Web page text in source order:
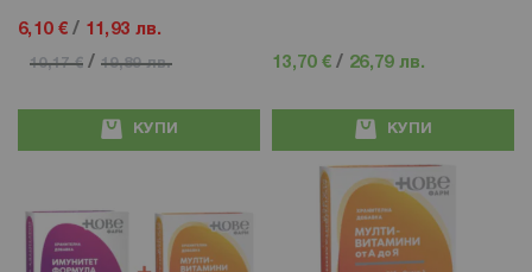
6,10 €/ 11,93 лв.
10,17 € /19,89 лв.
КУПИ
13,70 € / 26,79 лв.
КУПИ